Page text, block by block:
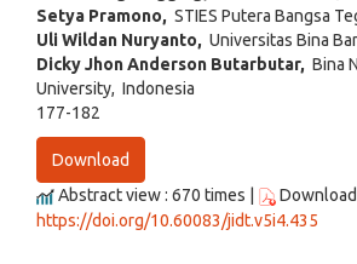
Setya Pramono, STIES Putera Bangsa
Uli Wildan Nuryanto, Universitas Bina
Dicky Jhon Anderson Butarbutar, Bina
University, Indonesia
177-182
Download
Abstract view : 670 times |
https://doi.org/10.60083/jidt.v5i4.435